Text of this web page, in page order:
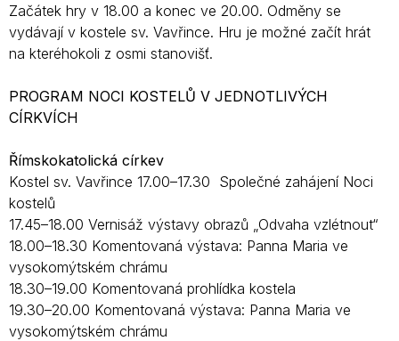
Začátek hry v 18.00 a konec ve 20.00. Odměny se
vydávají v kostele sv. Vavřince. Hru je možné začít hrát
na kteréhokoli z osmi stanovišť.
PROGRAM NOCI KOSTELŮ V JEDNOTLIVÝCH
CÍRKVÍCH
Římskokatolická církev
Kostel sv. Vavřince 17.00–17.30 Společné zahájení Noci
kostelů
17.45–18.00 Vernisáž výstavy obrazů „Odvaha vzlétnout“
18.00–18.30 Komentovaná výstava: Panna Maria ve
vysokomýtském chrámu
18.30–19.00 Komentovaná prohlídka kostela
19.30–20.00 Komentovaná výstava: Panna Maria ve
vysokomýtském chrámu